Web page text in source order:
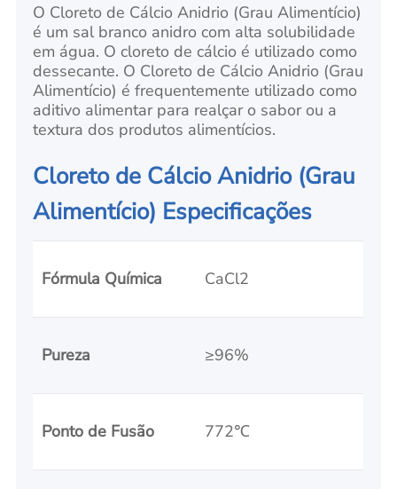
O Cloreto de Cálcio Anidrio (Grau Alimentício)
é um sal branco anidro com alta solubilidade
em água. O cloreto de cálcio é utilizado como
dessecante. O Cloreto de Cálcio Anidrio (Grau
Alimentício) é frequentemente utilizado como
aditivo alimentar para realçar o sabor ou a
textura dos produtos alimentícios.
Cloreto de Cálcio Anidrio (Grau
Alimentício) Especificações
Fórmula Química CaCl2
Pureza ≥96%
Ponto de Fusão 772℃